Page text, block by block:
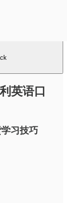
英语口
习技巧